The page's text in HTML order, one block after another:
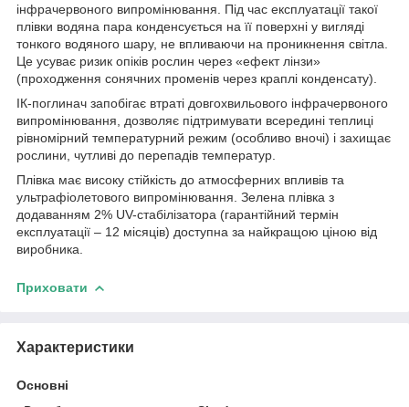
інфрачервоного випромінювання. Під час експлуатації такої
плівки водяна пара конденсується на її поверхні у вигляді
тонкого водяного шару, не впливаючи на проникнення світла.
Це усуває ризик опіків рослин через «ефект лінзи»
(проходження сонячних променів через краплі конденсату).
ІК-поглинач запобігає втраті довгохвильового інфрачервоного
випромінювання, дозволяє підтримувати всередині теплиці
рівномірний температурний режим (особливо вночі) і захищає
рослини, чутливі до перепадів температур.
Плівка має високу стійкість до атмосферних впливів та
ультрафіолетового випромінювання. Зелена плівка з
додаванням 2% UV-стабілізатора (гарантійний термін
експлуатації – 12 місяців) доступна за найкращою ціною від
виробника.
Приховати
Характеристики
Основні